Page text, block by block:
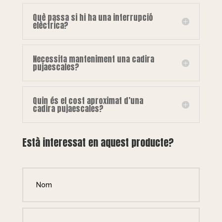
Què passa si hi ha una interrupció
elèctrica?
Necessita manteniment una cadira
pujaescales?
Quin és el cost aproximat d’una
cadira pujaescales?
Està interessat en aquest producte?